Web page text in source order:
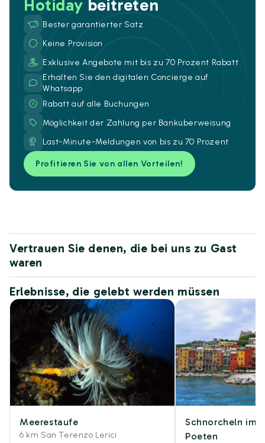
Hotidaybeitreten
Bester garantierter Satz
Keine Provision
Exklusive Angebote mit bis zu 70 Prozent Rabatt
Erhalten Sie den digitalen Concierge auf
Whatsapp
Rabatt auf alle Buchungen
Möglichkeit der Zahlung per Banküberweisung
Last-Minute-Meldungen von bis zu 70 Prozent
Profitieren Sie von allen Vorteilen!
Vertrauen Sie denen, die bei uns zu Gast
waren
Erlebnisse, die gelebt werden müssen
Meerestaufe
6 km San Terenzo Lerici
Schnorcheln im
Poeten